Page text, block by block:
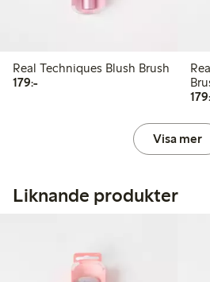
Real Techniques Blush Brush
179:-179,00 kr
Visa mer
Liknande produkter